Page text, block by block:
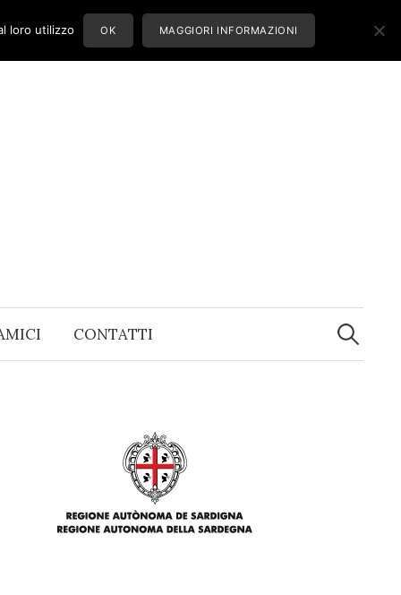
CONTATTI
Ricerca
per:
loro utilizzo OK MAGGIORI INFORMAZIONI